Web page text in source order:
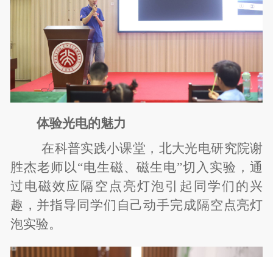
体验光电的魅力
在科普实践小课堂，北大光电研究院谢
胜杰老师以“电生磁、磁生电”切入实验，通
过电磁效应隔空点亮灯泡引起同学们的兴
趣，并指导同学们自己动手完成隔空点亮灯
泡实验。